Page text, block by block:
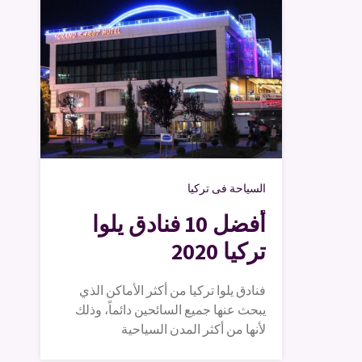
السياحة فى تركيا
أفضل 10 فنادق يلوا
تركيا 2020
فنادق يلوا تركيا من أكثر الأماكن الذي
يبحث عنها جميع السائحين دائماً، وذلك
لأنها من أكثر المدن السياحية